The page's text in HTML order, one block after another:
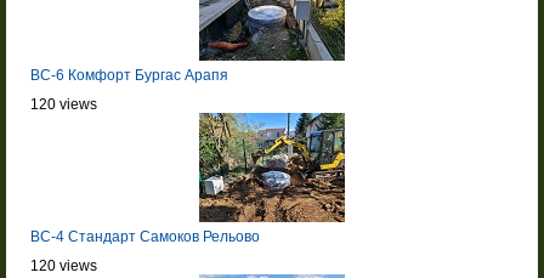
BC-6 Комфорт Бургас Арапя
120 views
BC-4 Стандарт Самоков Рельово
120 views